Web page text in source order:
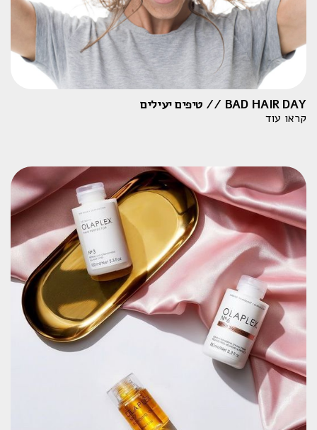
BAD HAIR DAY // טיפים יעילים
קראו עוד